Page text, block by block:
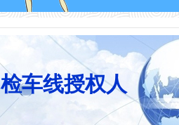
检车线授权人